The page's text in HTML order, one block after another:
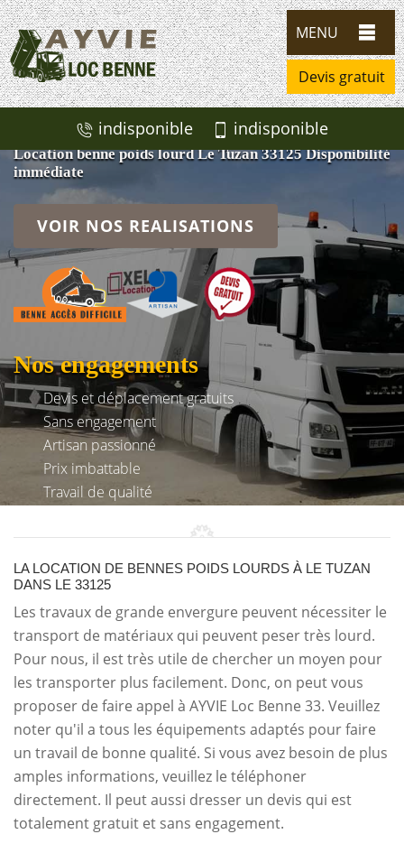
MENU
Devis gratuit
indisponible indisponible
Location benne poids lourd Le Tuzan 33125 Disponibilité
immédiate
VOIR NOS REALISATIONS
Nos engagements
Devis et déplacement gratuits
Sans engagement
Artisan passionné
Prix imbattable
Travail de qualité
LA LOCATION DE BENNES POIDS LOURDS À LE TUZAN
DANS LE 33125
Les travaux de grande envergure peuvent nécessiter le
transport de matériaux qui peuvent peser très lourd.
Pour nous, il est très utile de chercher un moyen pour
les transporter plus facilement. Donc, on peut vous
proposer de faire appel à AYVIE Loc Benne 33. Veuillez
noter qu'il a tous les équipements adaptés pour faire
un travail de bonne qualité. Si vous avez besoin de plus
amples informations, veuillez le téléphoner
directement. Il peut aussi dresser un devis qui est
totalement gratuit et sans engagement.